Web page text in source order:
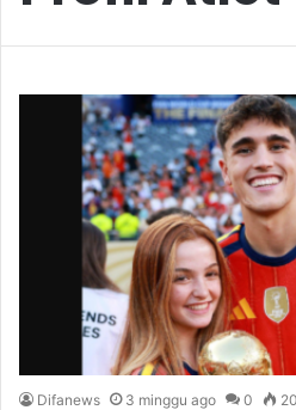
Difanews 3 minggu ago 0 20